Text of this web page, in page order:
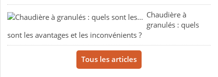
Chaudière à
granulés : quels
sont les avantages et les inconvénients ?
Tous les articles